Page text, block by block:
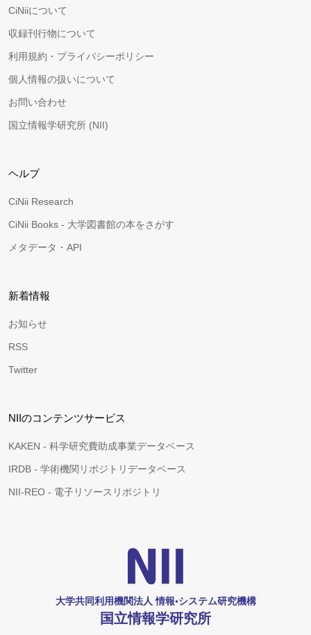
CiNiiについて
収録刊行物について
利用規約・プライバシーポリシー
個人情報の扱いについて
お問い合わせ
国立情報学研究所 (NII)
ヘルプ
CiNii Research
CiNii Books - 大学図書館の本をさがす
メタデータ・API
新着情報
お知らせ
RSS
Twitter
NIIのコンテンツサービス
KAKEN - 科学研究費助成事業データベース
IRDB - 学術機関リポジトリデータベース
NII-REO - 電子リソースリポジトリ
大学共同利用機関法人 情報•システム研究機構
国立情報学研究所